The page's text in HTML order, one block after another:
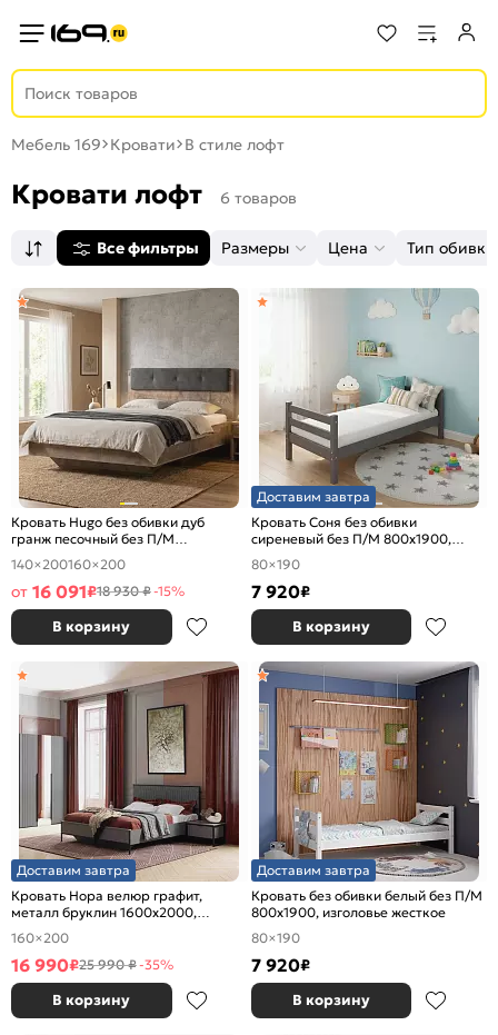
Мебель 169 Кровати В стиле лофт
Кровати лофт 6 товаров
Все фильтры Размеры Цена Тип обивки
Кровать Hugo без обивки дуб
гранж песочный без П/М
1400x2000, изголовье жесткое
140×200160×200
от 16 091₽18 930 ₽-15%
В корзину
Доставим завтра
Кровать Соня без обивки
сиреневый без П/М 800x1900,
изголовье жесткое
80×190
7 920₽
В корзину
Доставим завтра
Кровать Нора велюр графит,
металл бруклин 1600x2000,
изголовье мягкое
160×200
16 990₽25 990 ₽-35%
В корзину
Доставим завтра
Кровать без обивки белый без П/М
800x1900, изголовье жесткое
80×190
7 920₽
В корзину